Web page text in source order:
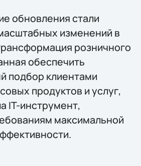
обновления стали
изменений в
розничного
обеспечить
подбор клиентами
продуктов и услуг,
IT-инструмент,
максимальной